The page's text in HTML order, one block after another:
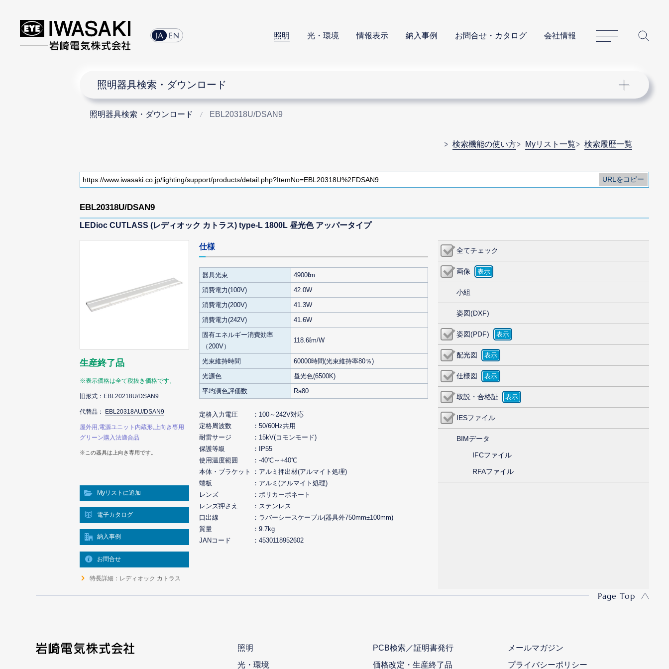
JA EN 照明 光・環境 情報表示 納入事例 お問合せ・カタログ 会社情報
サイトマップ
照明器具検索・ダウンロード
照明器具検索・ダウンロード EBL20318U/DSAN9
検索機能の使い方 Myリスト一覧 検索履歴一覧
EBL20318U/DSAN9
LEDioc CUTLASS (レディオック カトラス) type-L 1800L 昼光色 アッパータイプ
生産終了品
※表示価格は全て税抜き価格です。
旧形式：EBL20218U/DSAN9
代替品： EBL20318AU/DSAN9
屋外用,電源ユニット内蔵形,上向き専用
グリーン購入法適合品
※この器具は上向き専用です。
Myリストに追加
電子カタログ
納入事例
お問合せ
特長詳細：レディオック カトラス
全てチェック
画像
小組
姿図(DXF)
姿図(PDF)
配光図
仕様図
取説・合格証
IESファイル
BIMデータ
IFCファイル
RFAファイル
仕様
器具光束
4900ℓm
消費電力(100V)
42.0W
消費電力(200V)
41.3W
消費電力(242V)
41.6W
固有エネルギー消費効率
（200V）
118.6ℓm/W
光束維持時間
60000時間(光束維持率80％)
光源色
昼光色(6500K)
平均演色評価数
Ra80
定格入力電圧
100～242V対応
定格周波数
50/60Hz共用
耐雷サージ
15kV(コモンモード)
保護等級
IP55
使用温度範囲
-40℃～+40℃
本体・ブラケット
アルミ押出材(アルマイト処理)
端板
アルミ(アルマイト処理)
レンズ
ポリカーボネート
レンズ押さえ
ステンレス
口出線
ラバーシースケーブル(器具外750mm±100mm)
質量
9.7kg
JANコード
4530118952602
Page Top
照明
光・環境
PCB検索／証明書発行
価格改定・生産終了品
メールマガジン
プライバシーポリシー